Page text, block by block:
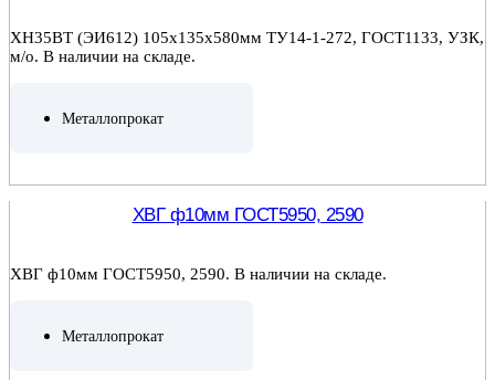
ХН35ВТ (ЭИ612) 105х135х580мм ТУ14-1-272, ГОСТ1133, УЗК,
м/о. В наличии на складе.
Металлопрокат
ХВГ ф10мм ГОСТ5950, 2590
ХВГ ф10мм ГОСТ5950, 2590. В наличии на складе.
Металлопрокат